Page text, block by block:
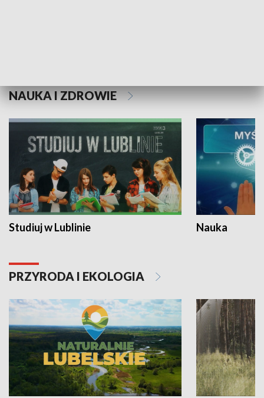
NAUKA I ZDROWIE
Studiuj w Lublinie Nauka
PRZYRODA I EKOLOGIA